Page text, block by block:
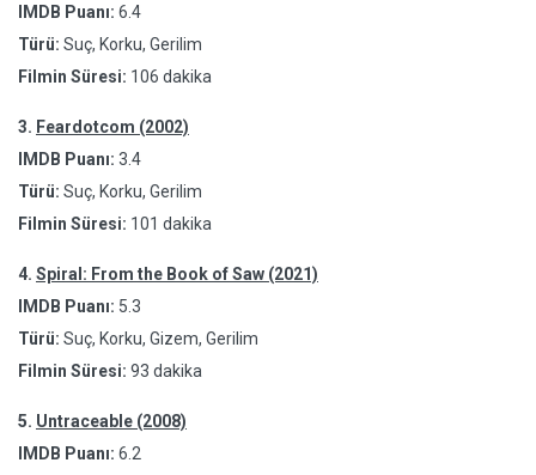
IMDB Puanı: 6.4
Türü: Suç, Korku, Gerilim
Filmin Süresi: 106 dakika
3. Feardotcom (2002)
IMDB Puanı: 3.4
Türü: Suç, Korku, Gerilim
Filmin Süresi: 101 dakika
4. Spiral: From the Book of Saw (2021)
IMDB Puanı: 5.3
Türü: Suç, Korku, Gizem, Gerilim
Filmin Süresi: 93 dakika
5. Untraceable (2008)
IMDB Puanı: 6.2